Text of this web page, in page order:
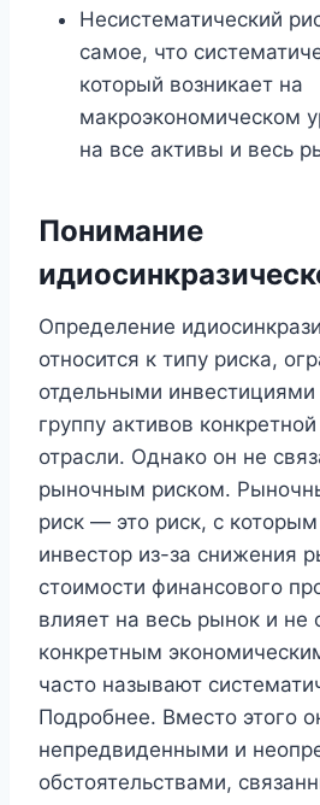
Несистематический
самое, что
который возникает на
макроэкономическом
на все активы и весь
Понимание
Определение
относится к типу риска,
отдельными инвестициями
группу активов
отрасли. Однако он не
рыночным риском.
риск — это риск, с которым
инвестор из-за снижения
стоимости финансового
влияет на весь рынок и не
конкретным
часто называют
Подробнее. Вместо этого
непредвиденными и
обстоятельствами,